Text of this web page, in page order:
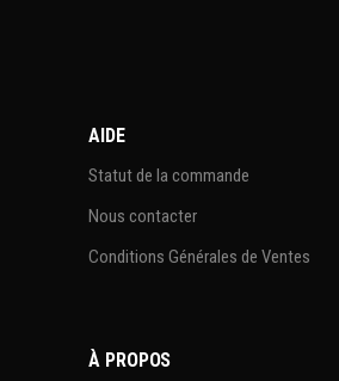
AIDE
Statut de la commande
Nous contacter
Conditions Générales de Ventes
À PROPOS